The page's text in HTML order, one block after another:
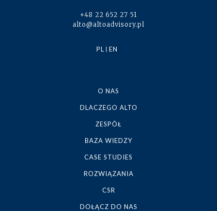
+48 22 652 27 51
alto@altoadvisory.pl
PL EN
O NAS
DLACZEGO ALTO
ZESPÓŁ
BAZA WIEDZY
CASE STUDIES
ROZWIĄZANIA
CSR
DOŁĄCZ DO NAS